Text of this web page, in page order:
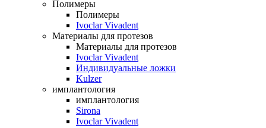
Полимеры
Полимеры
Ivoclar Vivadent
Материалы для протезов
Материалы для протезов
Ivoclar Vivadent
Индивидуальные ложки
Kulzer
имплантология
имплантология
Sirona
Ivoclar Vivadent